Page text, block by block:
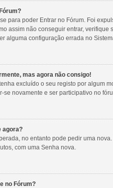
para poder Entrar no Fórum. Foi
assim não conseguir entrar,
alguma configuração errada no
mas agora não consigo!
excluído o seu registo por algum
se novamente e ser participativo no
agora?
no entanto pode pedir uma
com uma Senha nova.
no Fórum?